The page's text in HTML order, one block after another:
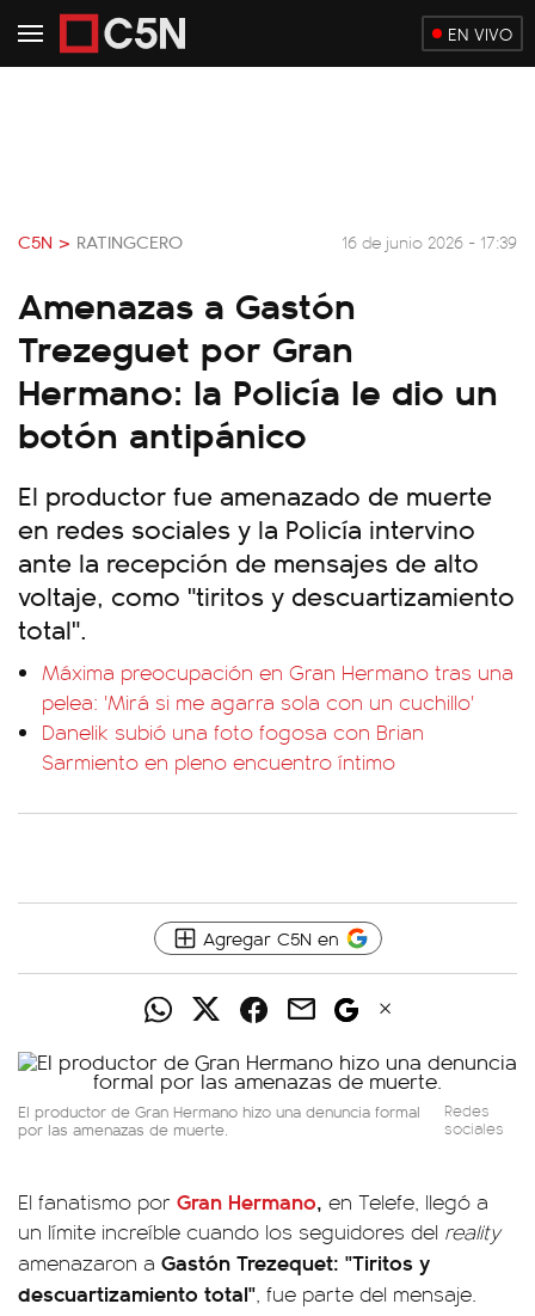
EN VIVO
C5N > RATINGCERO 16 de junio 2026 - 17:39
Amenazas a Gastón
Trezeguet por Gran
Hermano: la Policía le dio un
botón antipánico
El productor fue amenazado de muerte
en redes sociales y la Policía intervino
ante la recepción de mensajes de alto
voltaje, como "tiritos y descuartizamiento
total".
Máxima preocupación en Gran Hermano tras una
pelea: 'Mirá si me agarra sola con un cuchillo'
Danelik subió una foto fogosa con Brian
Sarmiento en pleno encuentro íntimo
Agregar C5N en
El productor de Gran Hermano hizo una denuncia formal
por las amenazas de muerte.
Redes
sociales
El fanatismo por Gran Hermano, en Telefe, llegó a
un límite increíble cuando los seguidores del reality
amenazaron a Gastón Trezequet: "Tiritos y
descuartizamiento total", fue parte del mensaje.